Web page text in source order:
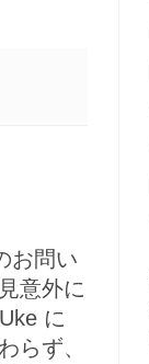
お問い
意外に
に
らず、